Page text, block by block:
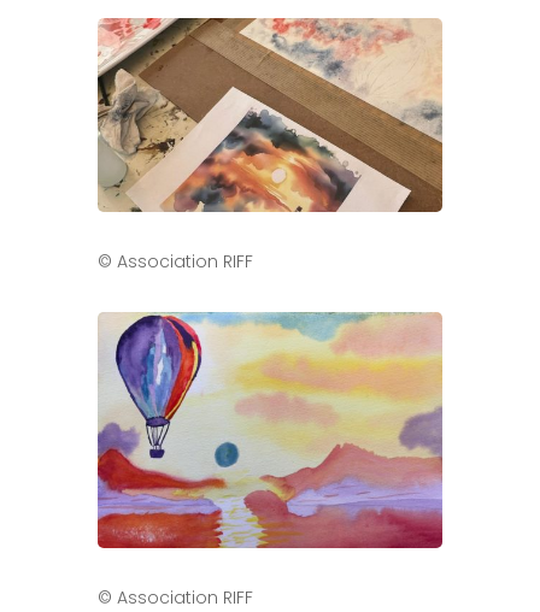
© Association RIFF
© Association RIFF